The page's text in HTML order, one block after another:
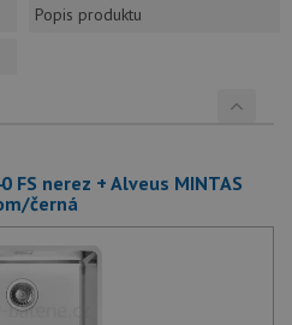
Popis produktu
FS nerez + Alveus MINTAS
černá